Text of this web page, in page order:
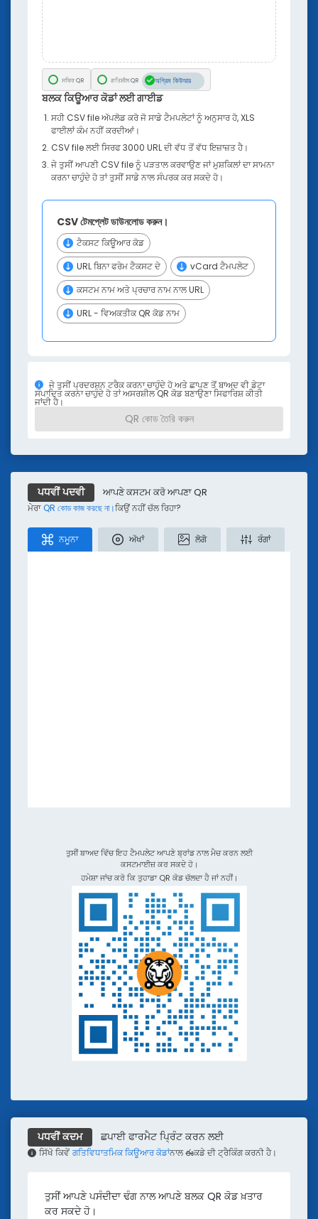
ਯੂ.ਆਰ. ਕੋਡ ਯਾਤਰਾ ਲਈ
QR ਕੋਡ ਦਾ ਲਿੰਕ
PDF ਤੋਂ QR ਕੋਡ ਤੱਕ
ਇੰਸਟਾਗਰਾਮ ਲਈ ਕਿਊਆਰ ਕੋਡ
ਥਾਂ ਕ੍ਰਾਂ ਕੋਡ ਜਨਰੇਟਰ
YouTube QR কোড
ਸਮਾਜਿਕ ਮੀਡੀਆ ਕਿਊਆਰ ਕੋਡ ਜਨਰੇਟਰ
SMS QR ਕੋਡ ਜਨਰੇਟਰ
Email ਕਿਊਆਰ ਕੋਡ ਜਨਰੇਟਰ
Facebook QR Code
Pinterest QR ਕੋਡ
ਪਾਠ QR ਕੋਡ ਜਨਰੇਟਰ
QR ਡਿਕੋਡ ਕੀਤਾ: 2026 QR ਕੋਡ ਉਦਯੋਗ ਦੀਆਂ ਜਾਣਕਾਰੀਆਂ ਦਾ
ਬਲਾਗ
ਈਬੁੱਕਾਂ ਅਤੇ ਵੈੱਬਿਨਾਰਾਂ
ਐਪਸ ਅਤੇ ਇੰਟੀਗਰੇਸ਼ਨਾਂ
ਸਥਿਰ QR ਗਤਿਸ਼ੀਲ QR অগ্রিম কিউআর
ਬਲਕ ਕਿਊਆਰ ਕੋਡਾਂ ਲਈ ਗਾਈਡ
ਸਹੀ CSV file ਅੱਪਲੋਡ ਕਰੋ ਜੋ ਸਾਡੇ ਟੈਮਪਲੇਟਾਂ ਨੂੰ ਅਨੁਸਾਰ ਹੋ, XLS
ਫਾਈਲਾਂ ਕੰਮ ਨਹੀਂ ਕਰਦੀਆਂ।
CSV file ਲਈ ਸਿਰਫ 3000 URL ਦੀ ਵੱਧ ਤੋਂ ਵੱਧ ਇਜ਼ਾਜ਼ਤ ਹੈ।
ਜੇ ਤੁਸੀਂ ਆਪਣੀ CSV file ਨੂੰ ਪੜਤਾਲ ਕਰਵਾਉਣ ਜਾਂ ਮੁਸ਼ਕਿਲਾਂ ਦਾ ਸਾਮਨਾ
ਕਰਨਾ ਚਾਹੁੰਦੇ ਹੋ ਤਾਂ ਤੁਸੀਂ ਸਾਡੇ ਨਾਲ ਸੰਪਰਕ ਕਰ ਸਕਦੇ ਹੋ।
CSV টেমপ্লেট ডাউনলোড করুন।
ਟੈਕਸਟ ਕਿਊਆਰ ਕੋਡ
URL ਬਿਨਾ ਫਰੇਮ ਟੈਕਸਟ ਦੇ
vCard ਟੈਮਪਲੇਟ
ਕਸਟਮ ਨਾਮ ਅਤੇ ਪ੍ਰਚਾਰ ਨਾਮ ਨਾਲ URL
URL - ਵਿਅਕਤੀਕ QR ਕੋਡ ਨਾਮ
QR কোড তৈরি করুন
ਜੇ ਤੁਸੀਂ ਪ੍ਰਦਰਸ਼ਨ ਟਰੈਕ ਕਰਨਾ ਚਾਹੁੰਦੇ ਹੋ ਅਤੇ ਛਾਪਣ ਤੋਂ ਬਾਅਦ ਵੀ ਡੇਟਾ
ਸੰਪਾਦਿਤ ਕਰਨਾ ਚਾਹੁੰਦੇ ਹੋ ਤਾਂ ਅਸਰਸ਼ੀਲ QR ਕੋਡ ਬਣਾਉਣਾ ਸਿਫਾਰਿਸ਼ ਕੀਤੀ
ਜਾਂਦੀ ਹੈ।
ਪਧਵੀਂ ਪਦਵੀ ਆਪਣੇ ਕਸਟਮ ਕਰੋ ਆਪਣਾ QR
ਮੇਰਾ QR কোড কাজ করছে না।ਕਿਉਂ ਨਹੀਂ ਚੱਲ ਰਿਹਾ?
ਨਮੂਨਾ ਅੱਖਾਂ ਲੋਗੋ ਰੰਗਾਂ
ਤੁਸੀਂ ਬਾਅਦ ਵਿੱਚ ਇਹ ਟੈਮਪਲੇਟ ਆਪਣੇ ਬ੍ਰਾਂਡ ਨਾਲ ਮੈਚ ਕਰਨ ਲਈ
ਕਸਟਮਾਈਜ਼ ਕਰ ਸਕਦੇ ਹੋ।
ਹਮੇਸ਼ਾ ਜਾਂਚ ਕਰੋ ਕਿ ਤੁਹਾਡਾ QR ਕੋਡ ਚੱਲਦਾ ਹੈ ਜਾਂ ਨਹੀਂ।
ਪਧਵੀਂ ਕਦਮ ਛਪਾਈ ਫਾਰਮੈਟ ਪ੍ਰਿੰਟ ਕਰਨ ਲਈ
ਸਿੱਖੋ ਕਿਵੇਂ ਗਤਿਵਿਧਾਤਮਿਕ ਕਿਊਆਰ ਕੋਡਾਂਨਾਲ ఈਕਡੇ ਦੀ ਟ੍ਰੈਕਿੰਗ ਕਰਨੀ ਹੈ।
ਤੁਸੀਂ ਆਪਣੇ ਪਸੰਦੀਦਾ ਢੰਗ ਨਾਲ ਆਪਣੇ ਬਲਕ QR ਕੋਡ ਖ਼ਤਾਰ
ਕਰ ਸਕਦੇ ਹੋ।